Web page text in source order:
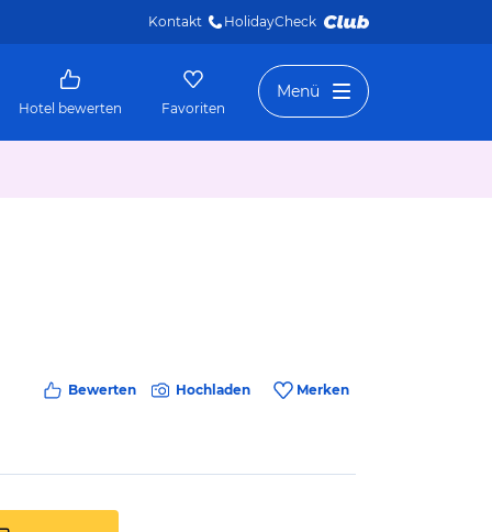
Kontakt HolidayCheck
Hotel bewerten Favoriten
Menü
Bewerten Hochladen Merken